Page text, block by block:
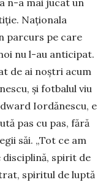
n-a mai jucat un
Naționala
parcurs pe care
nu l-au anticipat.
de ai noștri acum
și fotbalul viu
Iordănescu, e
pas cu pas, fără
săi. „Tot ce am
spirit de
spiritul de luptă